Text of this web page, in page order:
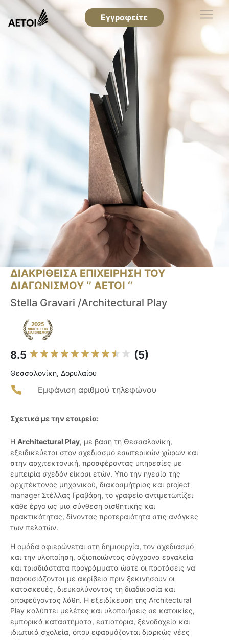
Εγγραφείτε
ΔΙΑΚΡΙΘΕΙΣΑ ΕΠΙΧΕΙΡΗΣΗ ΤΟΥ
ΔΙΑΓΩΝΙΣΜΟΥ ‘’ ΑΕΤΟΙ ‘’
Stella Gravari /Architectural Play
8.5 (5)
Θεσσαλονίκη, Δορυλαίου
Εμφάνιση αριθμού τηλεφώνου
Σχετικά με την εταιρεία:
Η Architectural Play, με βάση τη Θεσσαλονίκη,
εξειδικεύεται στον σχεδιασμό εσωτερικών χώρων και
στην αρχιτεκτονική, προσφέροντας υπηρεσίες με
εμπειρία σχεδόν είκοσι ετών. Υπό την ηγεσία της
αρχιτέκτονος μηχανικού, διακοσμήτριας και project
manager Στέλλας Γραβάρη, το γραφείο αντιμετωπίζει
κάθε έργο ως μια σύνθεση αισθητικής και
πρακτικότητας, δίνοντας προτεραιότητα στις ανάγκες
των πελατών.
Η ομάδα αφιερώνεται στη δημιουργία, τον σχεδιασμό
και την υλοποίηση, αξιοποιώντας σύγχρονα εργαλεία
και τρισδιάστατα προγράμματα ώστε οι προτάσεις να
παρουσιάζονται με ακρίβεια πριν ξεκινήσουν οι
κατασκευές, διευκολύνοντας τη διαδικασία και
αποφεύγοντας λάθη. Η εξειδίκευση της Architectural
Play καλύπτει μελέτες και υλοποιήσεις σε κατοικίες,
εμπορικά καταστήματα, εστιατόρια, ξενοδοχεία και
ιδιωτικά σχολεία, όπου εφαρμόζονται διαρκώς νέες